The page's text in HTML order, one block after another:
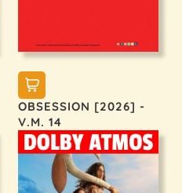
OBSESSION [2026] -
V.M. 14